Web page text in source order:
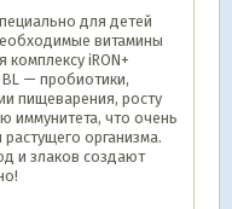
для детей
витамины
iRON+
— пробиотики,
пищеварения, росту
иммунитета, что очень
организма.
и злаков создают